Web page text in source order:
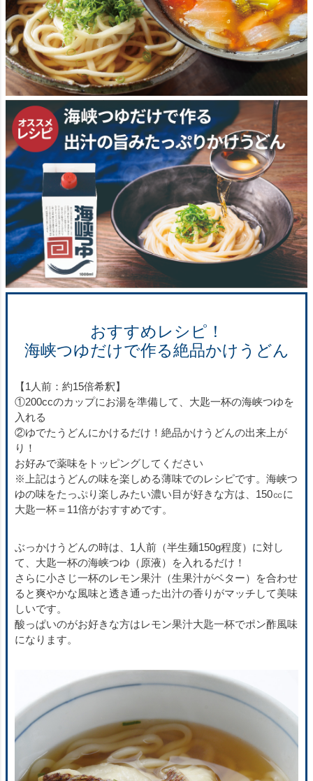
おすすめレシピ！
海峡つゆだけで作る絶品かけうどん
【1人前：約15倍希釈】
①200ccのカップにお湯を準備して、大匙一杯の海峡つゆを
入れる
②ゆでたうどんにかけるだけ！絶品かけうどんの出来上が
り！
お好みで薬味をトッピングしてください
※上記はうどんの味を楽しめる薄味でのレシピです。海峡つ
ゆの味をたっぷり楽しみたい濃い目が好きな方は、150㏄に
大匙一杯＝11倍がおすすめです。
ぶっかけうどんの時は、1人前（半生麺150g程度）に対し
て、大匙一杯の海峡つゆ（原液）を入れるだけ！
さらに小さじ一杯のレモン果汁（生果汁がベター）を合わせ
ると爽やかな風味と透き通った出汁の香りがマッチして美味
しいです。
酸っぱいのがお好きな方はレモン果汁大匙一杯でポン酢風味
になります。